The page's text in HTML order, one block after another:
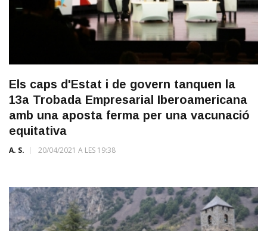
Els caps d'Estat i de govern tanquen la
13a Trobada Empresarial Iberoamericana
amb una aposta ferma per una vacunació
equitativa
A. S. 20/04/2021 A LES 19:38